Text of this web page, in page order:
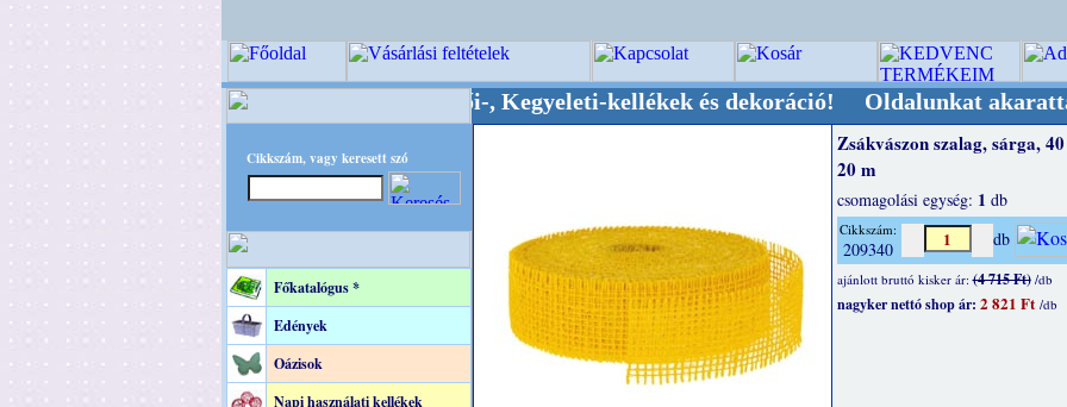
Cikkszám, vagy keresett szó
Főkatalógus *
Edények
Oázisok
Napi használati kellékek
Minőségi Virágkötészeti-, Esküvői-, Kegyeleti-kellékek és dekoráció! Oldalunkat akarattal
Zsákvászon szalag, sárga,
20 m
csomagolási egység: 1 db
Cikkszám:
209340 db
ajánlott bruttó kisker ár:(4 715 Ft)/db
nagyker nettó shop ár: 2 821 Ft /db